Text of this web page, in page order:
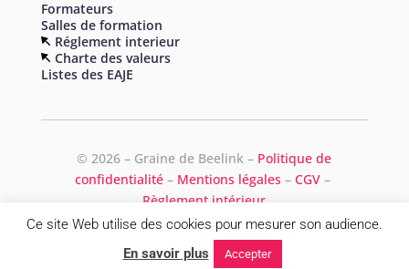
Formateurs
Salles de formation
Réglement interieur
Charte des valeurs
Listes des EAJE
© 2026 – Graine de Beelink – Politique de
confidentialité– Mentions légales – CGV –
Règlement intérieur
Ce site Web utilise des cookies pour mesurer son audience.
En savoir plus
Accepter